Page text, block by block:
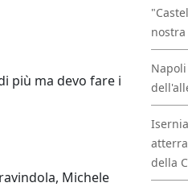
più ma devo fare i
Michele
nostra
della